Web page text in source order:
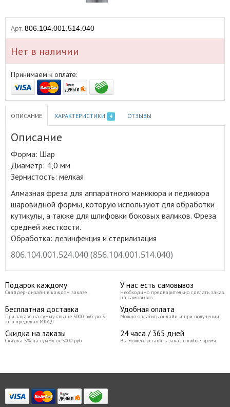
Арт. 806.104.001.514.040
Нет в наличии
Принимаем к оплате:
ОПИСАНИЕ ХАРАКТЕРИСТИКИ 4 ОТЗЫВЫ
Описание
Форма: Шар
Диаметр: 4,0 мм
Зернистость: мелкая
Алмазная фреза для аппаратного маникюра и педикюра
шаровидной формы, которую используют для обработки
кутикулы, а также для шлифовки боковых валиков. Фреза
средней жесткости.
Обработка: дезинфекция и стерилизация
806.104.001.524.040 (856.104.001.514.040)
Подарок каждому
Слайдер-дизайн в каждом заказе
У нас есть самовывоз
Необходимо предварительно сделать заказ
на самовывоз
Бесплатная доставка
При заказе на сумму свыше 5000 руб до 3
кг в пределах МКАД
Удобная оплата
Можно оплатить онлайн и при получении
Скидка на заказы
Скидка 5% на сумму от 5000 руб
24 часа / 365 дней
Вы можете оставить заказ в любое время